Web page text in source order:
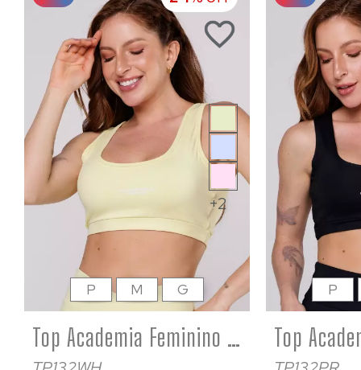
+2
Top Academia Feminino Costas Aberta Poliamida Amarelo Bebê
P M G P